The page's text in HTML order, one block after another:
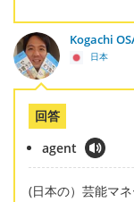
Kogachi
日本
回答
agent
(日本の）芸能マ